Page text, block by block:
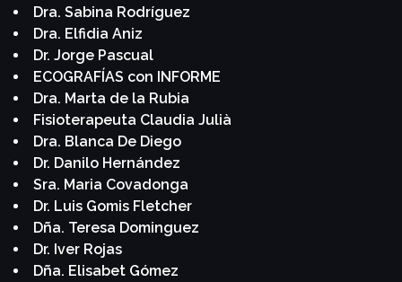
Dra. Sabina Rodríguez
Dra. Elfidia Aniz
Dr. Jorge Pascual
ECOGRAFÍAS con INFORME
Dra. Marta de la Rubia
Fisioterapeuta Claudia Julià
Dra. Blanca De Diego
Dr. Danilo Hernández
Sra. Maria Covadonga
Dr. Luis Gomis Fletcher
Dña. Teresa Dominguez
Dr. Iver Rojas
Dña. Elisabet Gómez